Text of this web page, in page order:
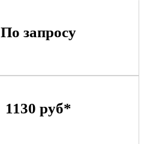
По запросу
1130 руб*